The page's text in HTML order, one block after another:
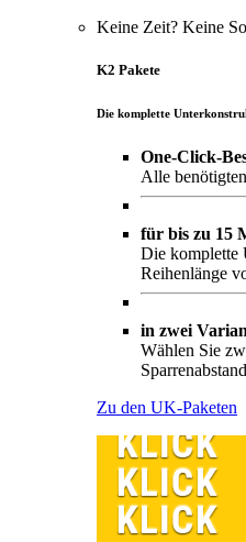
Keine Zeit? Keine
K2 Pakete
Die komplette
One-Click-
Alle
für bis zu 15
Die komplette
Reihenlänge
in zwei
Wählen Sie
Sparrenabstand
Zu den UK-Paketen